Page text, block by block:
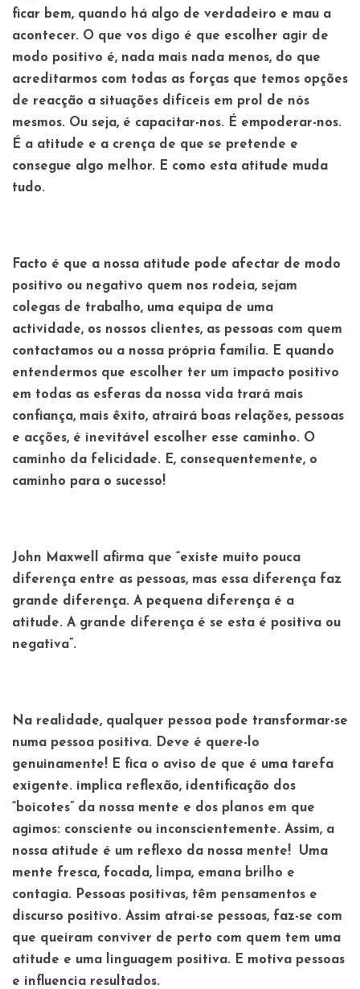
ficar bem, quando há algo de verdadeiro e mau a
acontecer. O que vos digo é que escolher agir de
modo positivo é, nada mais nada menos, do que
acreditarmos com todas as forças que temos opções
de reacção a situações difíceis em prol de nós
mesmos. Ou seja, é capacitar-nos. É empoderar-nos.
É a atitude e a crença de que se pretende e
consegue algo melhor. E como esta atitude muda
tudo.
Facto é que a nossa atitude pode afectar de modo
positivo ou negativo quem nos rodeia, sejam
colegas de trabalho, uma equipa de uma
actividade, os nossos clientes, as pessoas com quem
contactamos ou a nossa própria família. E quando
entendermos que escolher ter um impacto positivo
em todas as esferas da nossa vida trará mais
confiança, mais êxito, atrairá boas relações, pessoas
e acções, é inevitável escolher esse caminho. O
caminho da felicidade. E, consequentemente, o
caminho para o sucesso!
John Maxwell afirma que “existe muito pouca
diferença entre as pessoas, mas essa diferença faz
grande diferença. A pequena diferença é a
atitude. A grande diferença é se esta é positiva ou
negativa”.
Na realidade, qualquer pessoa pode transformar-se
numa pessoa positiva. Deve é quere-lo
genuinamente! E fica o aviso de que é uma tarefa
exigente. implica reflexão, identificação dos
“boicotes” da nossa mente e dos planos em que
agimos: consciente ou inconscientemente. Assim, a
nossa atitude é um reflexo da nossa mente! Uma
mente fresca, focada, limpa, emana brilho e
contagia. Pessoas positivas, têm pensamentos e
discurso positivo. Assim atrai-se pessoas, faz-se com
que queiram conviver de perto com quem tem uma
atitude e uma linguagem positiva. E motiva pessoas
e influencia resultados.